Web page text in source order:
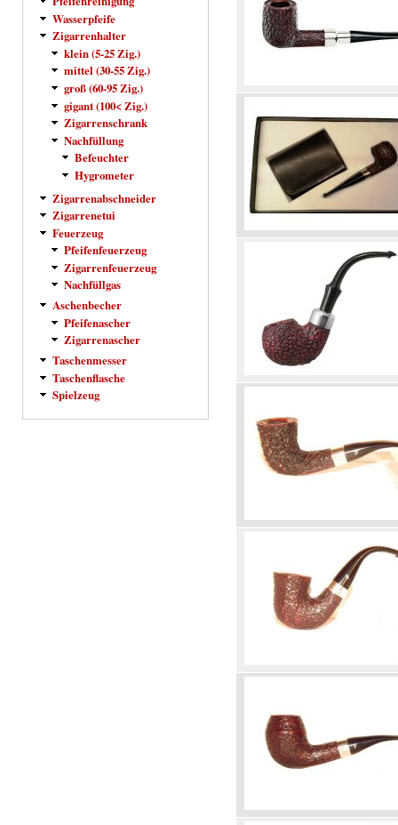
Wasserpfeife
Zigarrenhalter
klein (5-25 Zig.)
mittel (30-55 Zig.)
groß (60-95 Zig.)
gigant (100< Zig.)
Zigarrenschrank
Nachfüllung
Befeuchter
Hygrometer
Zigarrenabschneider
Zigarrenetui
Feuerzeug
Pfeifenfeuerzeug
Zigarrenfeuerzeug
Nachfüllgas
Aschenbecher
Pfeifenascher
Zigarrenascher
Taschenmesser
Taschenflasche
Spielzeug